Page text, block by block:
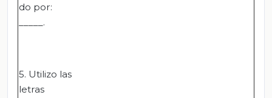
do por:
_____.
5. Utilizo las
letras